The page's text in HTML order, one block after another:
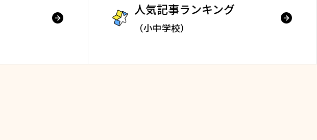
人気記事ランキング
（小中学校）